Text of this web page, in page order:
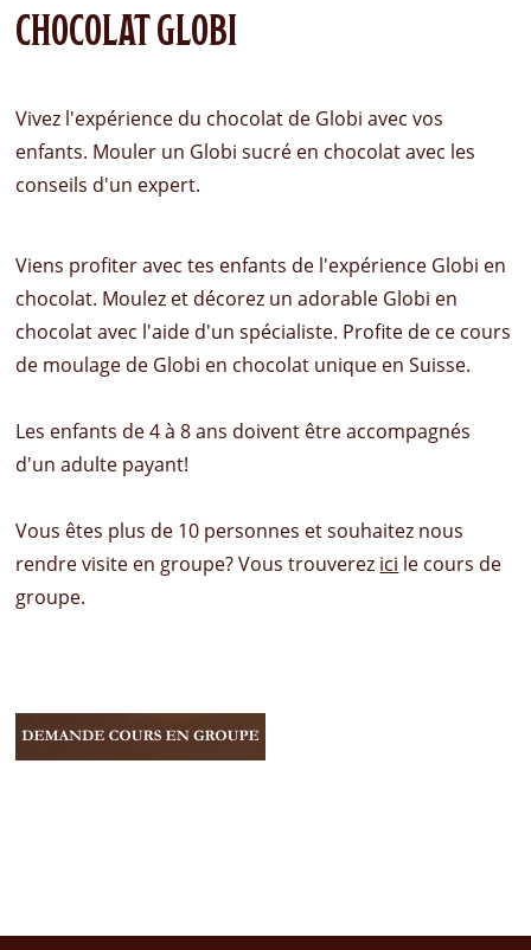
CHOCOLAT GLOBI
Vivez l'expérience du chocolat de Globi avec vos
enfants. Mouler un Globi sucré en chocolat avec les
conseils d'un expert.
Viens profiter avec tes enfants de l'expérience Globi en
chocolat. Moulez et décorez un adorable Globi en
chocolat avec l'aide d'un spécialiste. Profite de ce cours
de moulage de Globi en chocolat unique en Suisse.
Les enfants de 4 à 8 ans doivent être accompagnés
d'un adulte payant!
Vous êtes plus de 10 personnes et souhaitez nous
rendre visite en groupe? Vous trouverez ici le cours de
groupe.